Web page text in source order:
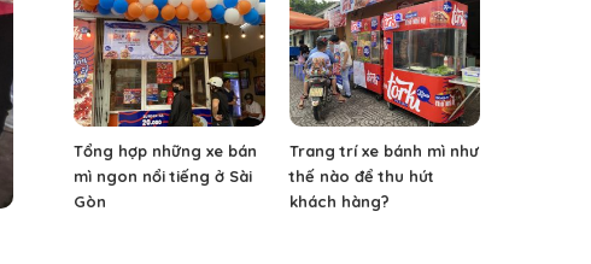
Tổng hợp những xe bán
mì ngon nổi tiếng ở Sài
Gòn
Trang trí xe bánh mì như
thế nào để thu hút
khách hàng?